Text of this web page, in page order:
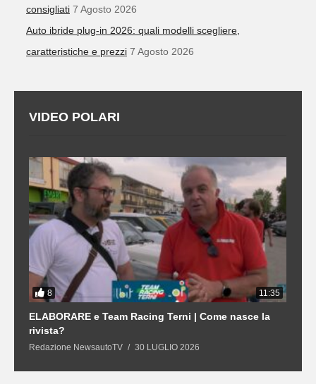
consigliati 7 Agosto 2026
Auto ibride plug-in 2026: quali modelli scegliere,
caratteristiche e prezzi 7 Agosto 2026
VIDEO POLARI
8 11:35
ELABORARE e Team Racing Terni | Come nasce la
rivista?
Redazione NewsautoTV 30 LUGLIO 2026